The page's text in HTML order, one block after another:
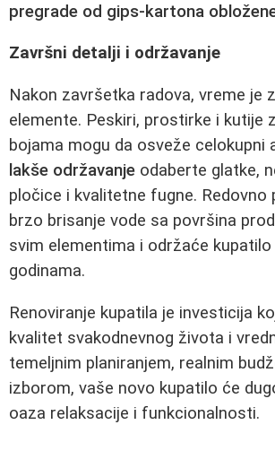
pregrade od gips-kartona
Završni detalji i održavanje
Nakon završetka radova, vreme je
elemente. Peskiri, prostirke i kutije
bojama mogu da osveže celokupni
lakše održavanje odaberte glatke,
pločice i kvalitetne fugne. Redovno
brzo brisanje vode sa površina
svim elementima i održaće kupatilo
godinama.
Renoviranje kupatila je investicija
kvalitet svakodnevnog života i
temeljnim planiranjem, realnim
izborom, vaše novo kupatilo će
oaza relaksacije i funkcionalnosti.